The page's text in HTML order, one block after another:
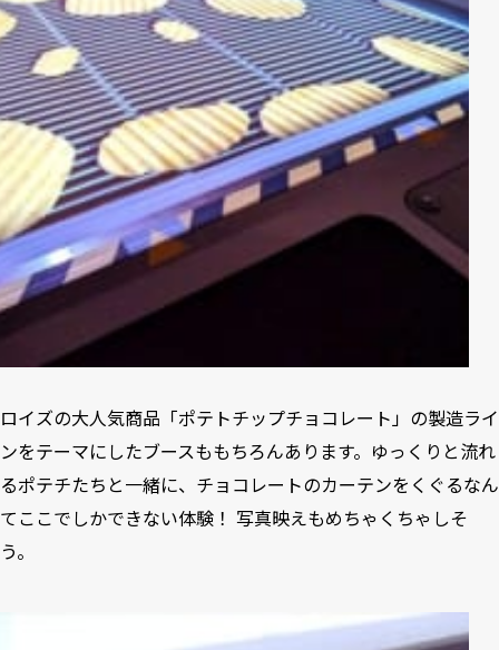
ロイズの大人気商品「ポテトチップチョコレート」の製造ライ
ンをテーマにしたブースももちろんあります。ゆっくりと流れ
るポテチたちと一緒に、チョコレートのカーテンをくぐるなん
てここでしかできない体験！ 写真映えもめちゃくちゃしそ
う。